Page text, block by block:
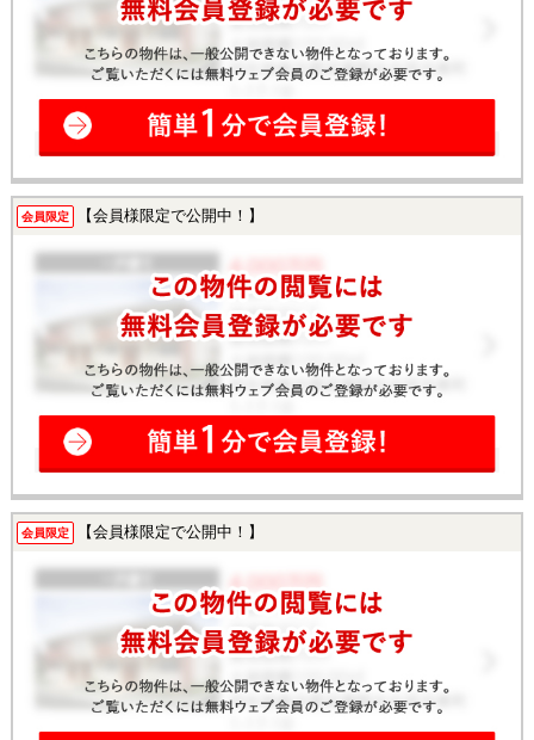
会員限定 【会員様限定で公開中！】
会員限定 【会員様限定で公開中！】